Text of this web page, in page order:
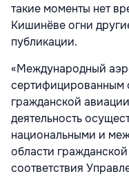
такие моменты нет
Кишинёве огни
публикации.
«Международный
сертифицированным
гражданской
деятельность
национальными и
области
соответствия